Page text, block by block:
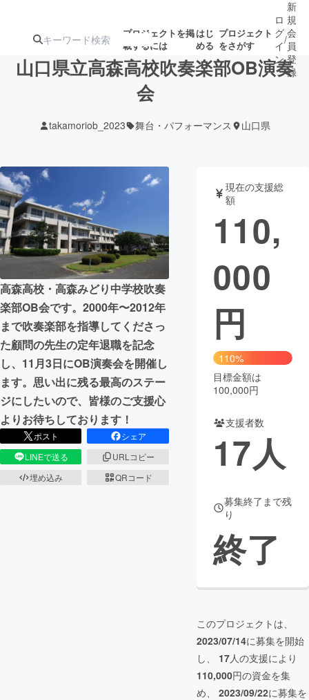
プロジェクトを掲
載するには
はじ
める
プロジェクト
をさがす
ターン
注目の新着プロ
ジェクト
ロジェクト
されます
音楽
テクノロジー・ガジェット ゲーム・サ
映像・映画
ビジネス・起業
まちづくり・地域活性化
CAMPFIRE for Social Good
CAMPFIRE Creation
CAMPFIREふるさと納税machi-ya コミュニティ
ロ
グ
イ
ン
/
新
規
会
員
登
録
山口県立高森高校吹奏楽部OB演奏
会
takamoriob_2023 舞台・パフォーマンス 山口県
高森高校・高森みどり中学校吹奏
楽部OB会です。2000年〜2012年
まで吹奏楽部を指導してくださっ
た顧問の先生の定年退職を記念
し、11月3日にOB演奏会を開催し
ます。思い出に残る最高のステー
ジにしたいので、皆様のご支援心
よりお待ちしております！
ポスト
シェア
LINEで送る
URLコピー
埋め込み
QRコード
現在の支援総
額
110,
000
円
110%
目標金額は
100,000円
支援者数
17人
募集終了まで残
り
終了
このプロジェクトは、
2023/07/14に募集を開始
し、 17人の支援により
110,000円の資金を集
め、 2023/09/22に募集を